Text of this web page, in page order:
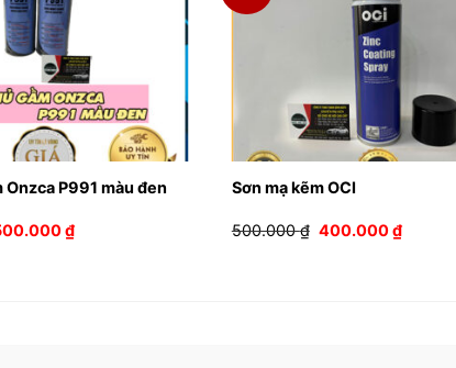
Onzca P991 màu đen
₫Giá
hiện
Sơn mạ kẽm OCI
500.000₫ Giá
400.000₫Giá